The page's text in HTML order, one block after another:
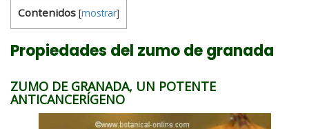
Contenidos [mostrar]
Propiedades del zumo de granada
ZUMO DE GRANADA, UN POTENTE
ANTICANCERÍGENO